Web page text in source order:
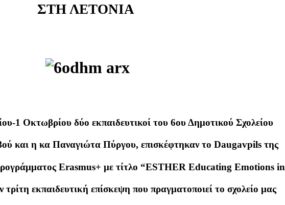
ΣΤΗ ΛΕΤΟΝΙΑ
1 Οκτωβρίου δύο εκπαιδευτικοί του 6ου Δημοτικού Σχολείου
και η κα Παναγιώτα Πύργου, επισκέφτηκαν το Daugavpils της
Erasmus+ με τίτλο “ESTHER Educating Emotions in
εκπαιδευτική επίσκεψη που πραγματοποιεί το σχολείο μας